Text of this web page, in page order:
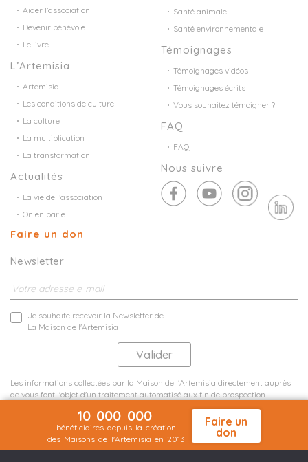
Aider l’association
Devenir bénévole
Le livre
L’Artemisia
Artemisia
Les conditions de culture
La culture
La multiplication
La transformation
Actualités
La vie de l’association
On en parle
Faire un don
Santé animale
Santé environnementale
Témoignages
Témoignages vidéos
Témoignages écrits
Vous souhaitez témoigner ?
FAQ
FAQ
Nous suivre
Newsletter
Je souhaite recevoir la Newsletter de
La Maison de l'Artemisia
Les informations collectées par la Maison de l'Artemisia directement auprès
de vous font l'objet d'un traitement automatisé aux fin de prospection
10 000 000
bénéficiaires depuis la création
des Maisons de l'Artemisia en 2013
Faire un
don